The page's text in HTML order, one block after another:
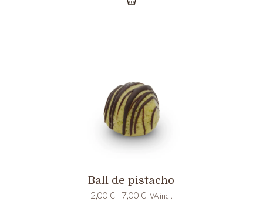
Ball de pistacho
2,00 €- 7,00 €Rango
IVA incl.